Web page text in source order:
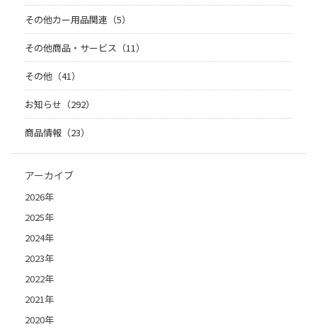
その他カー用品関連（5）
その他商品・サービス（11）
その他（41）
お知らせ（292）
商品情報（23）
アーカイブ
2026年
2025年
2024年
2023年
2022年
2021年
2020年